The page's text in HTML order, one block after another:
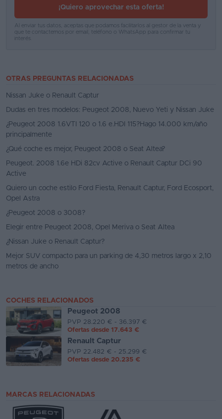
¡Quiero aprovechar esta oferta!
Al enviar tus datos, aceptas que podamos facilitarlos al gestor de la venta y
que te contactemos por email, teléfono o WhatsApp para confirmar tu
interés.
OTRAS PREGUNTAS RELACIONADAS
Nissan Juke o Renault Captur
Dudas en tres modelos: Peugeot 2008, Nuevo Yeti y Nissan Juke
¿Peugeot 2008 1.6VTI 120 o 1.6 e.HDI 115?Hago 14.000 km/año
principalmente
¿Qué coche es mejor, Peugeot 2008 o Seat Altea?
Peugeot. 2008 1.6e HDi 82cv Active o Renault Captur DCi 90
Active
Quiero un coche estilo Ford Fiesta, Renault Captur, Ford Ecosport,
Opel Astra
¿Peugeot 2008 o 3008?
Elegir entre Peugeot 2008, Opel Meriva o Seat Altea
¿Nissan Juke o Renault Captur?
Mejor SUV compacto para un parking de 4,30 metros largo x 2,10
metros de ancho
COCHES RELACIONADOS
Peugeot 2008
PVP 28.220 € - 36.397 €
Ofertas desde 17.643 €
Renault Captur
PVP 22.482 € - 25.299 €
Ofertas desde 20.235 €
MARCAS RELACIONADAS